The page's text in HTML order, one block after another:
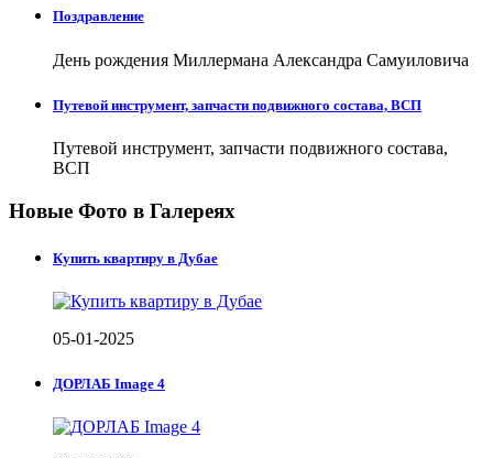
Поздравление
День рождения Миллермана Александра Самуиловича
Путевой инструмент, запчасти подвижного состава, ВСП
Путевой инструмент, запчасти подвижного состава,
ВСП
Новые Фото в Галереях
Купить квартиру в Дубае
05-01-2025
ДОРЛАБ Image 4